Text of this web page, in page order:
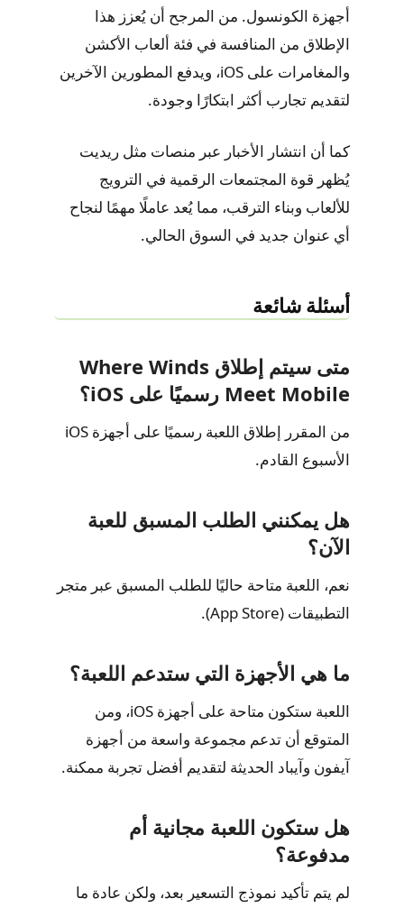
أجهزة الكونسول. من المرجح أن يُعزز هذا
الإطلاق من المنافسة في فئة ألعاب الأكشن
والمغامرات على iOS، ويدفع المطورين الآخرين
لتقديم تجارب أكثر ابتكارًا وجودة.
كما أن انتشار الأخبار عبر منصات مثل ريديت
يُظهر قوة المجتمعات الرقمية في الترويج
للألعاب وبناء الترقب، مما يُعد عاملًا مهمًا لنجاح
أي عنوان جديد في السوق الحالي.
أسئلة شائعة
متى سيتم إطلاق Where Winds
Meet Mobile رسميًا على iOS؟
من المقرر إطلاق اللعبة رسميًا على أجهزة iOS
الأسبوع القادم.
هل يمكنني الطلب المسبق للعبة
الآن؟
نعم، اللعبة متاحة حاليًا للطلب المسبق عبر متجر
التطبيقات (App Store).
ما هي الأجهزة التي ستدعم اللعبة؟
اللعبة ستكون متاحة على أجهزة iOS، ومن
المتوقع أن تدعم مجموعة واسعة من أجهزة
آيفون وآيباد الحديثة لتقديم أفضل تجربة ممكنة.
هل ستكون اللعبة مجانية أم
مدفوعة؟
لم يتم تأكيد نموذج التسعير بعد، ولكن عادة ما